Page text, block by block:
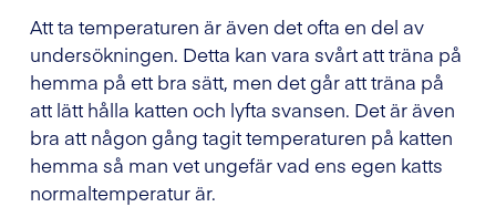
Att ta temperaturen är även det ofta en del av
undersökningen. Detta kan vara svårt att träna på
hemma på ett bra sätt, men det går att träna på
att lätt hålla katten och lyfta svansen. Det är även
bra att någon gång tagit temperaturen på katten
hemma så man vet ungefär vad ens egen katts
normaltemperatur är.